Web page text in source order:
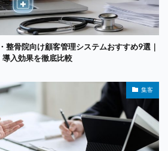
整骨院向け顧客管理システムおすすめ9選｜
入効果を徹底比較
集客